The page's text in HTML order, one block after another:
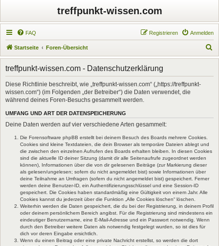
treffpunkt-wissen.com
FAQ Anmelden
Registrieren
Startseite Foren-Übersicht
u
treffpunkt-wissen.com - Datenschutzerklärung
Diese Richtlinie beschreibt, wie „treffpunkt-wissen.com“ („https://treffpunkt-
wissen.com“) (im Folgenden „der Betreiber“) die Daten verwendet, die
während deines Foren-Besuchs gesammelt werden.
UMFANG UND ART DER DATENSPEICHERUNG
Deine Daten werden auf vier verschiedene Arten gesammelt:
Die Forensoftware phpBB erstellt bei deinem Besuch des Boards mehrere Cookies.
Cookies sind kleine Textdateien, die dein Browser als temporäre Dateien ablegt und
die zwischen den einzelnen Aufrufen des Boards erhalten bleiben. In diesen Cookies
sind die aktuelle ID deiner Sitzung (damit dir alle Seitenaufrufe zugeordnet werden
können), Informationen über die von dir gelesenen Beiträge (zur Markierung dieser
als gelesen/ungelesen; sofern du nicht angemeldet bist) sowie Informationen über
deine Teilnahme an Umfragen (sofern du nicht angemeldet bist) gespeichert. Ferner
werden deine Benutzer-ID, ein Authentifizierungsschlüssel und eine Session-ID
gespeichert. Die Cookies haben standardmäßig eine Gültigkeit von einem Jahr. Alle
Cookies kannst du jederzeit über die Funktion „Alle Cookies löschen“ löschen.
Weiterhin werden die Daten gespeichert, die du bei der Registrierung, in deinem Profil
oder deinem persönlichem Bereich angibst. Für die Registrierung sind mindestens ein
eindeutiger Benutzername, eine E-Mail-Adresse und ein Passwort notwendig. Wenn
durch den Betreiber weitere Daten als notwendig festgelegt wurden, so ist dies für
dich vor deren Eingabe ersichtlich.
Wenn du einen Beitrag oder eine private Nachricht erstellst, so werden die dort